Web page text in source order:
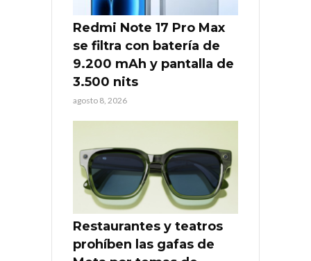
Redmi Note 17 Pro Max
se filtra con batería de
9.200 mAh y pantalla de
3.500 nits
agosto 8, 2026
Restaurantes y teatros
prohíben las gafas de